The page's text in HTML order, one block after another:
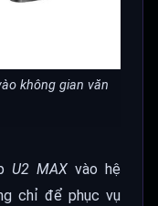
không gian văn
U2 MAX vào hệ
chỉ để phục vụ